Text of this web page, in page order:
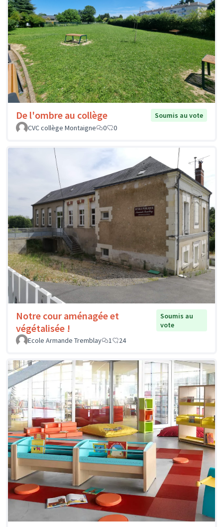
De l'ombre au collège
Soumis au vote
CVC collège Montaigne
0 0
Notre cour aménagée et
végétalisée !
Soumis au
vote
Ecole Armande Tremblay
1 24